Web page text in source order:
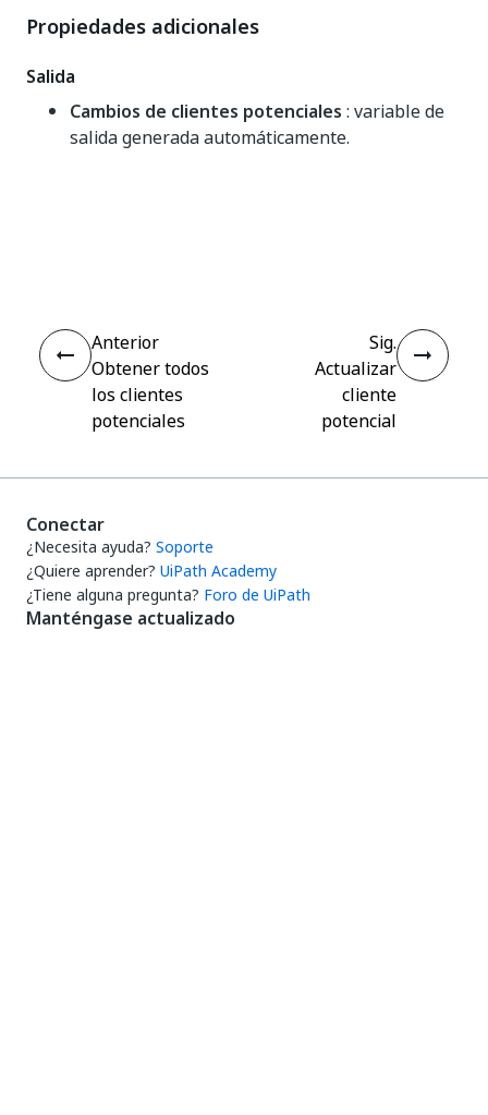
Propiedades adicionales
Salida
Cambios de clientes potenciales : variable de
salida generada automáticamente.
Anterior
Obtener todos
los clientes
potenciales
Sig.
Actualizar
cliente
potencial
Conectar
¿Necesita ayuda? Soporte
¿Quiere aprender? UiPath Academy
¿Tiene alguna pregunta? Foro de UiPath
Manténgase actualizado